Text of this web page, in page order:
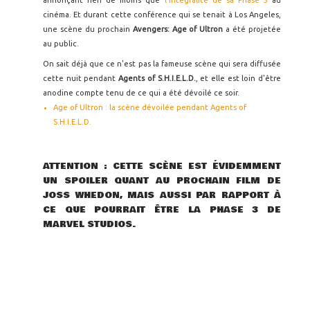
cinéma. Et durant cette conférence qui se tenait à Los Angeles,
une scène du prochain Avengers: Age of Ultron a été projetée
au public.
On sait déjà que ce n'est pas la fameuse scène qui sera diffusée
cette nuit pendantAgents of S.H.I.E.L.D. , et elle est loin d'être
anodine compte tenu de ce qui a été dévoilé ce soir.
Age of Ultron : la scène dévoilée pendant Agents of
S.H.I.E.L.D.
ATTENTION : CETTE SCÈNE EST ÉVIDEMMENT
UN SPOILER QUANT AU PROCHAIN FILM DE
JOSS WHEDON, MAIS AUSSI PAR RAPPORT À
CE QUE POURRAIT ÊTRE LA PHASE 3 DE
MARVEL STUDIOS.